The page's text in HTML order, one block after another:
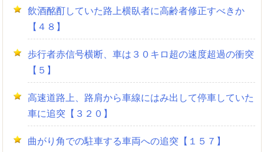
飲酒酩酊していた路上横臥者に高齢者修正すべきか
【４８】
歩行者赤信号横断、車は３０キロ超の速度超過の衝突
【５】
高速道路上、路肩から車線にはみ出して停車していた
車に追突【３２０】
曲がり角での駐車する車両への追突【１５７】